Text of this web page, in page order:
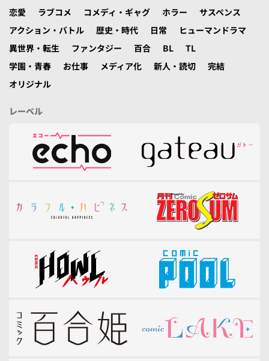
恋愛
ラブコメ コメディ・ギャグ ホラー
サスペンス
アクション・バトル
歴史・時代 日常
ヒューマンドラマ
異世界・転生
ファンタジー 百合 BL
TL
学園・青春
お仕事 メディア化 新人・読切
完結
オリジナル
レーベル